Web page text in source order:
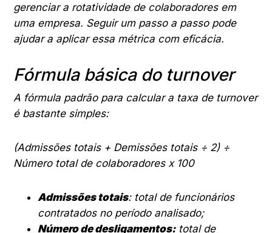
gerenciar a rotatividade de colaboradores em
uma empresa. Seguir um passo a passo pode
ajudar a aplicar essa métrica com eficácia.
Fórmula básica do turnover
A fórmula padrão para calcular a taxa de turnover
é bastante simples:
(Admissões totais + Demissões totais ÷ 2) ÷
Número total de colaboradores x 100
Admissões totais: total de funcionários
contratados no período analisado;
Número de desligamentos:total de